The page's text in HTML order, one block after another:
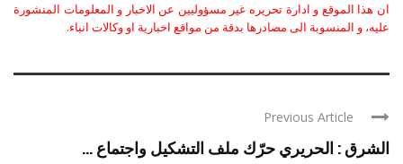
ان هذا الموقع و ادارة تحريره غير مسؤوليين عن الاخبار و المعلومات المنشورة
عليه، و المنسوبة الى مصادرها بدقة من مواقع اخبارية او وكالات انباء.
Previous Article
الشرق : الحريري حرّك ملف التشكيل واجتماع ...